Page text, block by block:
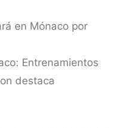
en Mónaco por
Entrenamientos
destaca